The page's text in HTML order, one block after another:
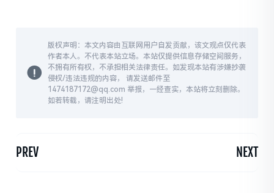
版权声明：本文内容由互联网用户自发贡献，该文观点仅代表
作者本人。不代表本站立场。本站仅提供信息存储空间服务，
不拥有所有权，不承担相关法律责任。如发现本站有涉嫌抄袭
侵权/违法违规的内容， 请发送邮件至
1474187172@qq.com 举报，一经查实，本站将立刻删除。
如若转载，请注明出处!
PREV NEXT